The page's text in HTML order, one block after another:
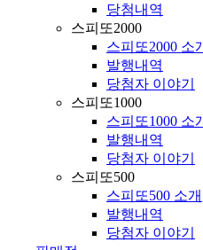
당첨내역
스피또2000
스피또2000 소
발행내역
당첨자 이야기
스피또1000
스피또1000 소
발행내역
당첨자 이야기
스피또500
스피또500 소개
발행내역
당첨자 이야기